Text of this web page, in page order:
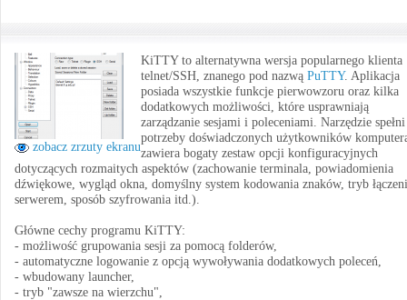
zobacz zrzuty ekranu
KiTTY to alternatywna wersja popularnego klienta
telnet/SSH, znanego pod nazwą PuTTY. Aplikacja
posiada wszystkie funkcje pierwowzoru oraz kilka
dodatkowych możliwości, które usprawniają
zarządzanie sesjami i poleceniami. Narzędzie spełni
potrzeby doświadczonych użytkowników
zawiera bogaty zestaw opcji konfiguracyjnych
dotyczących rozmaitych aspektów (zachowanie terminala, powiadomienia
dźwiękowe, wygląd okna, domyślny system kodowania znaków, tryb
serwerem, sposób szyfrowania itd.).
Główne cechy programu KiTTY:
- możliwość grupowania sesji za pomocą folderów,
- automatyczne logowanie z opcją wywoływania dodatkowych poleceń,
- wbudowany launcher,
- tryb "zawsze na wierzchu",